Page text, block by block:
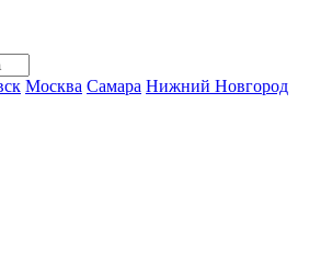
Москва Самара Нижний Новгород